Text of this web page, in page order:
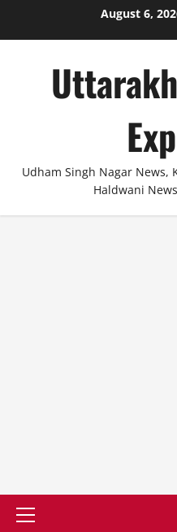
August 6,
Udham Singh Nagar News,
Haldwani
Primary